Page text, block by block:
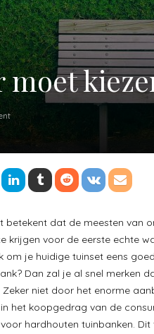
moet
betekent dat de meesten van
krijgen voor de eerste echte
om je huidige tuinset eens
Dan zal je al snel merken
niet door het enorme
het koopgedrag van de
hardhouten tuinbanken.